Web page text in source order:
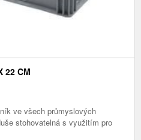
22 CM
ve všech průmyslových
stohovatelná s využitím pro